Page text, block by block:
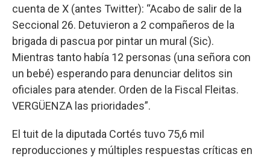
cuenta de X (antes Twitter): “Acabo de salir de la
Seccional 26. Detuvieron a 2 compañeros de la
brigada di pascua por pintar un mural (Sic).
Mientras tanto había 12 personas (una señora con
un bebé) esperando para denunciar delitos sin
oficiales para atender. Orden de la Fiscal Fleitas.
VERGÜENZA las prioridades”.
El tuit de la diputada Cortés tuvo 75,6 mil
reproducciones y múltiples respuestas críticas en